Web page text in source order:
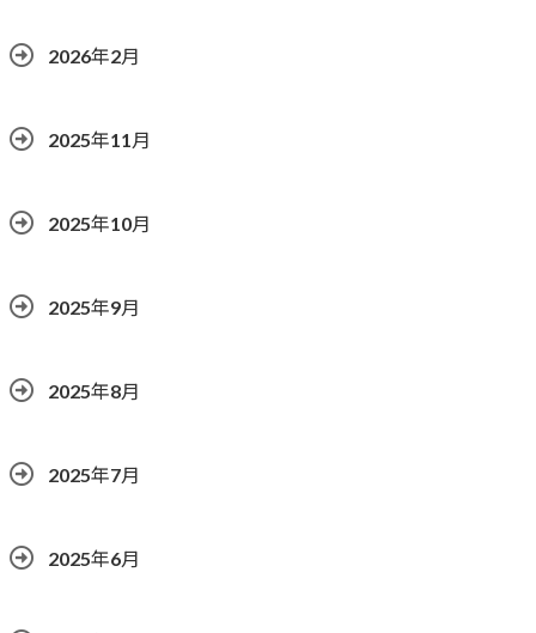
2026年2月
2025年11月
2025年10月
2025年9月
2025年8月
2025年7月
2025年6月